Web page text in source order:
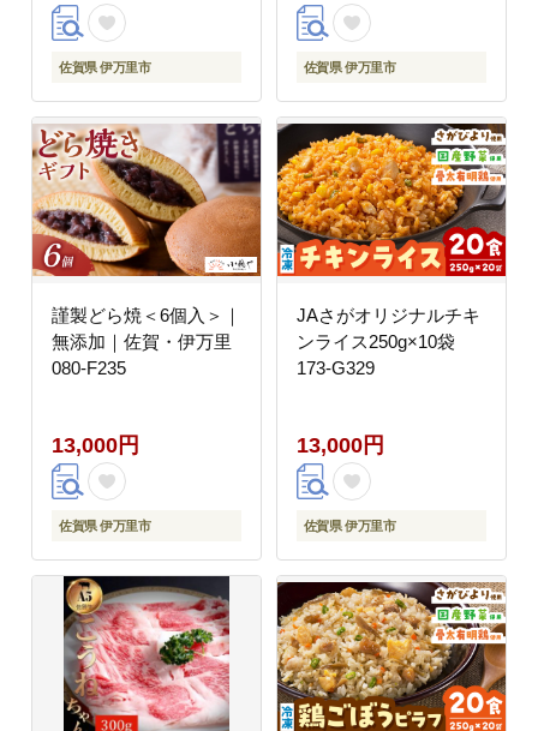
佐賀県 伊万里市 佐賀県 伊万里市
謹製どら焼＜6個入＞｜
無添加｜佐賀・伊万里
080-F235
13,000円
佐賀県 伊万里市
JAさがオリジナルチキ
ンライス250g×10袋
173-G329
13,000円
佐賀県 伊万里市